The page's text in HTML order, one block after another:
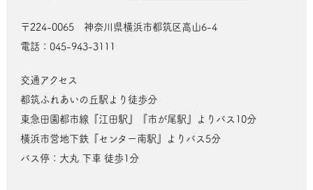
〒224-0065 神奈川県横浜市都筑区高山6-4
電話：045-943-3111
交通アクセス
都筑ふれあいの丘駅より徒歩分
東急田園都市線『江田駅』『市が尾駅』よりバス10分
横浜市営地下鉄『センター南駅』よりバス5分
バス停：大丸 下車 徒歩1分